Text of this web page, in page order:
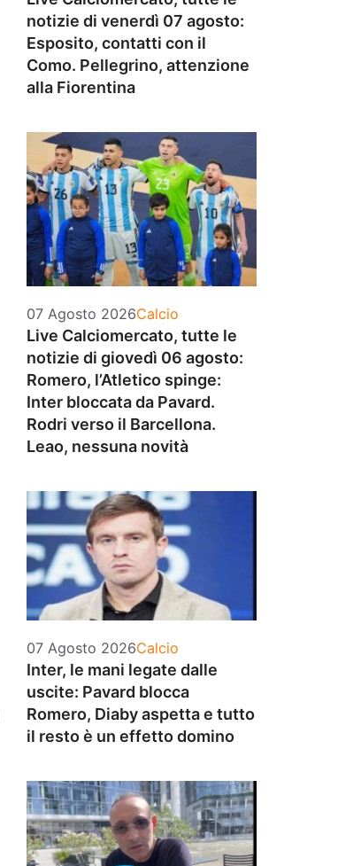
notizie di venerdì 07 agosto:
Esposito, contatti con il
Como. Pellegrino, attenzione
alla Fiorentina
07 Agosto 2026Categorie
Calcio
Live Calciomercato, tutte le
notizie di giovedì 06 agosto:
Romero, l’Atletico spinge:
Inter bloccata da Pavard.
Rodri verso il Barcellona.
Leao, nessuna novità
07 Agosto 2026Categorie
Calcio
Inter, le mani legate dalle
uscite: Pavard blocca
Romero, Diaby aspetta e tutto
il resto è un effetto domino